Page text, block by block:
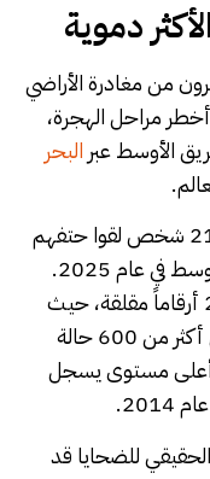
دموية
من مغادرة الأراضي
مراحل الهجرة،
الأوسط عبر البحر
وأظهرت بيانات أممية أن أكثر من 2100 شخص لقوا حتفهم
أو فقدوا خلال محاولات عبور البحر المتوسط في عام 2025.
كما سجلت الأشهر الأولى من عام 2026 أرقاماً مقلقة، حيث
أعلنت المنظمة الدولية للهجرة تسجيل أكثر من 600 حالة
أعلى مستوى يسجل
للضحايا قد